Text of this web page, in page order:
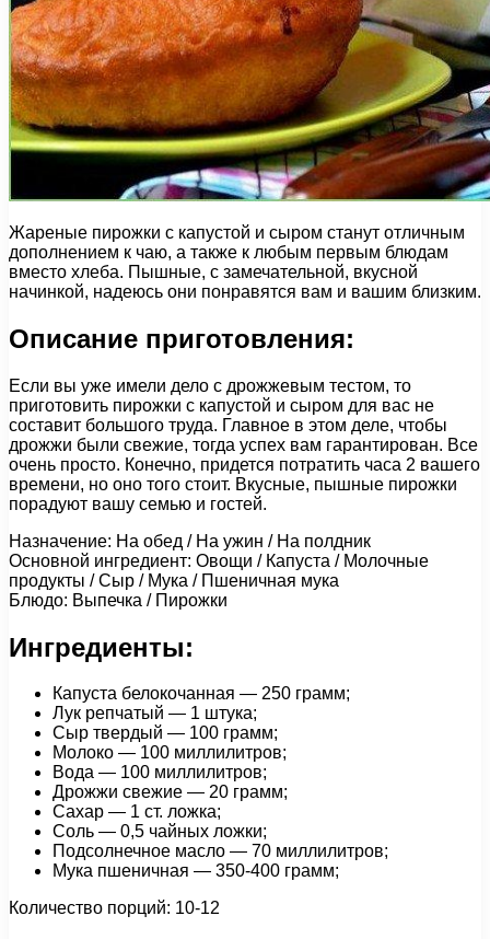
Жареные пирожки с капустой и сыром станут отличным
дополнением к чаю, а также к любым первым блюдам
вместо хлеба. Пышные, с замечательной, вкусной
начинкой, надеюсь они понравятся вам и вашим близким.
Описание приготовления:
Если вы уже имели дело с дрожжевым тестом, то
приготовить пирожки с капустой и сыром для вас не
составит большого труда. Главное в этом деле, чтобы
дрожжи были свежие, тогда успех вам гарантирован. Все
очень просто. Конечно, придется потратить часа 2 вашего
времени, но оно того стоит. Вкусные, пышные пирожки
порадуют вашу семью и гостей.
Назначение: На обед / На ужин / На полдник
Основной ингредиент: Овощи / Капуста / Молочные
продукты / Сыр / Мука / Пшеничная мука
Блюдо: Выпечка / Пирожки
Ингредиенты:
Капуста белокочанная — 250 грамм;
Лук репчатый — 1 штука;
Сыр твердый — 100 грамм;
Молоко — 100 миллилитров;
Вода — 100 миллилитров;
Дрожжи свежие — 20 грамм;
Сахар — 1 ст. ложка;
Соль — 0,5 чайных ложки;
Подсолнечное масло — 70 миллилитров;
Мука пшеничная — 350-400 грамм;
Количество порций: 10-12